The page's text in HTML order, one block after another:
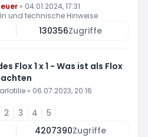
» 04.01.2024, 17:31
und technische Hinweise
130356Zugriffe
Flox 1 x 1 - Was ist als Flox
» 06.07.2023, 20:16
2 3 4
5
4207390Zugriffe